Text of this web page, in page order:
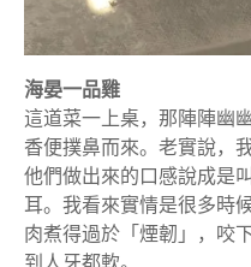
海晏一品雞
這道菜一上桌，那陣陣幽
香便撲鼻而來。老實說，
他們做出來的口感說成是
耳。我看來實情是很多時
肉煮得過於「煙韌」，咬